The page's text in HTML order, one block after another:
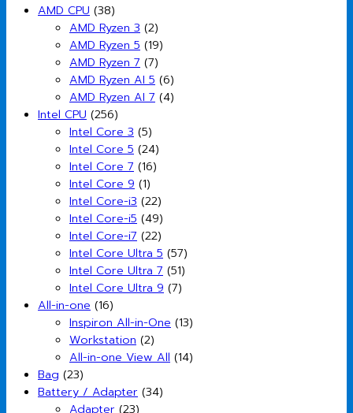
AMD CPU (38)
AMD Ryzen 3 (2)
AMD Ryzen 5 (19)
AMD Ryzen 7 (7)
AMD Ryzen AI 5 (6)
AMD Ryzen AI 7 (4)
Intel CPU (256)
Intel Core 3 (5)
Intel Core 5 (24)
Intel Core 7 (16)
Intel Core 9 (1)
Intel Core-i3 (22)
Intel Core-i5 (49)
Intel Core-i7 (22)
Intel Core Ultra 5 (57)
Intel Core Ultra 7 (51)
Intel Core Ultra 9 (7)
All-in-one (16)
Inspiron All-in-One (13)
Workstation (2)
All-in-one View All (14)
Bag (23)
Battery / Adapter (34)
Adapter (23)